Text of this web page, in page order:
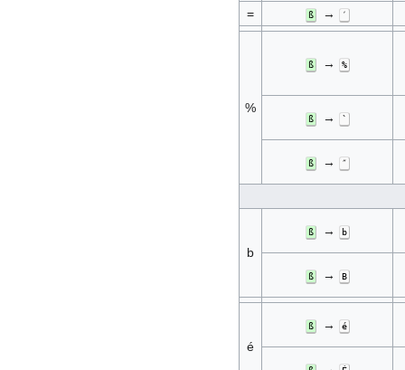
= ß → ′
%
ß → %
ß → `
ß → ″
b
ß → b
ß → B
é
ß → é